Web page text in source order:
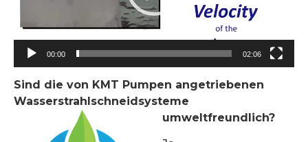
00:00 02:06
Sind die von KMT Pumpen angetriebenen
Wasserstrahlschneidsysteme
umweltfreundlich?